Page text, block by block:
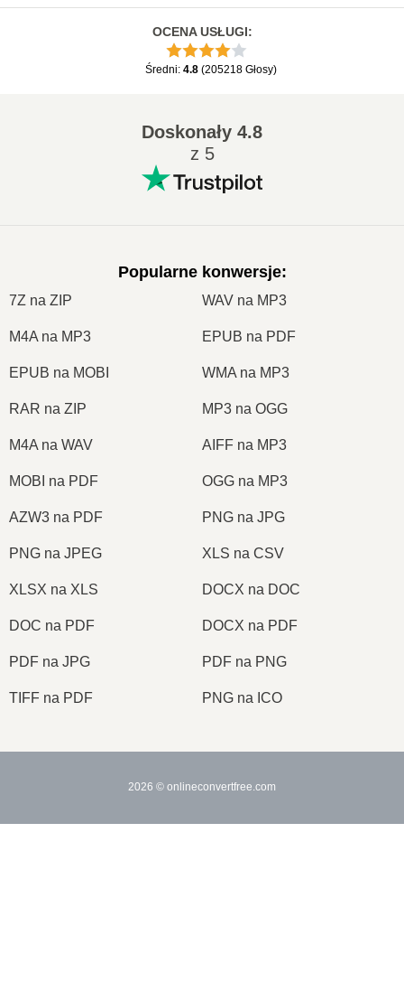
OCENA USŁUGI:
Średni: 4.8 (205218 Głosy)
Doskonały 4.8
z 5
Popularne konwersje:
7Z na ZIP WAV na MP3
M4A na MP3 EPUB na PDF
EPUB na MOBI WMA na MP3
RAR na ZIP MP3 na OGG
M4A na WAV AIFF na MP3
MOBI na PDF OGG na MP3
AZW3 na PDF PNG na JPG
PNG na JPEG XLS na CSV
XLSX na XLS DOCX na DOC
DOC na PDF DOCX na PDF
PDF na JPG PDF na PNG
TIFF na PDF PNG na ICO
2026 © onlineconvertfree.com